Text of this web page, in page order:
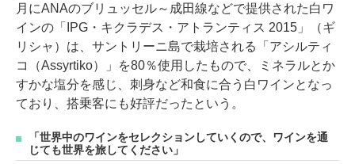
月にANAのブリュッセル～成田線などで提供された白ワ
インの「IPG・キクラデス・アトランティス 2015」（ギ
リシャ）は、サントリーニ島で栽培される「アシルティ
コ（Assyrtiko）」を80％使用したもので、ミネラルとか
すかな塩分を感じ、刺身など和食に合う白ワインとなっ
ており、搭乗客にも好評だったという。
「世界中のワインをセレクションしていくので、ワインを通
じても世界を旅してください」